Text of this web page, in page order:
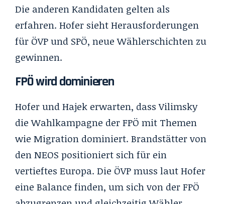
Die anderen Kandidaten gelten als
erfahren. Hofer sieht Herausforderungen
für ÖVP und SPÖ, neue Wählerschichten zu
gewinnen.
FPÖ wird dominieren
Hofer und Hajek erwarten, dass Vilimsky
die Wahlkampagne der FPÖ mit Themen
wie Migration dominiert. Brandstätter von
den NEOS positioniert sich für ein
vertieftes Europa. Die ÖVP muss laut Hofer
eine Balance finden, um sich von der FPÖ